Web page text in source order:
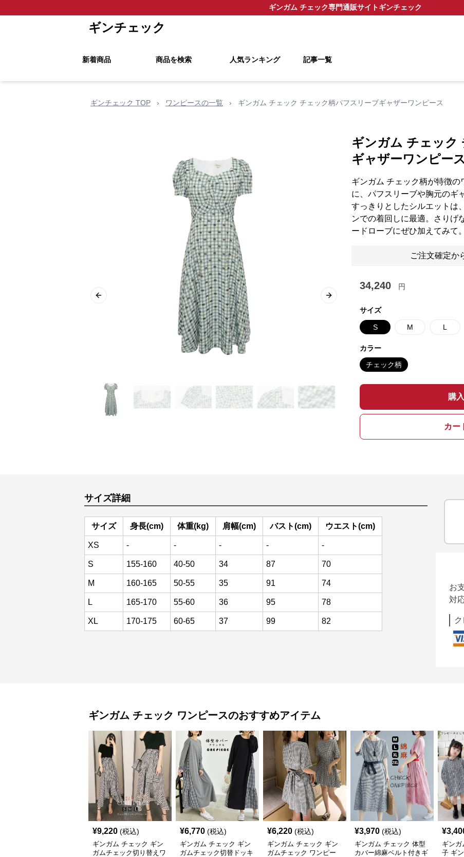
ギンガム チェック専門通販サイトギンチェック
ギンチェック
新着商品 商品を検索 人気ランキング 記事一覧
ギンチェック TOP › ワンピースの一覧 › ギンガム チェック チェック柄パフスリーブギャザーワンピース
Previous slide Next slide
ギンガム チェック
ギャザーワンピース
ギンガム チェック柄が特徴
に、パフスリーブや胸元のギ
すっきりとしたシルエットは
ンでの着回しに最適。さりげ
ードローブにぜひ加えてみて。
ご注文確定か
34,240 円
サイズ
S M L
カラー
チェック柄
購
カー
サイズ詳細
サイズ 身長(cm) 体重(kg) 肩幅(cm) バスト(cm) ウエスト(cm)
XS - - - - -
S 155-160 40-50 34 87 70
M 160-165 50-55 35 91 74
L 165-170 55-60 36 95 78
XL 170-175 60-65 37 99 82
お
対
ギンガム チェック ワンピースのおすすめアイテム
¥9,220 (税込)
ギンガム チェック ギン
ガムチェック切り替えワ
¥6,770 (税込)
ギンガム チェック ギン
ガムチェック切替ドッキ
¥6,220 (税込)
ギンガム チェック ギン
ガムチェック ワンピー
¥3,970 (税込)
ギンガム チェック 体型
カバー綿麻ベルト付きギ
¥
ギンガ
子 ギ